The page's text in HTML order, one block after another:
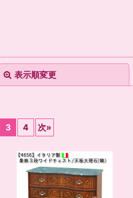
表示順変更
3 4 次»